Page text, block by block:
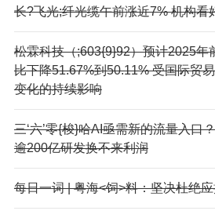
长?飞光;纤光缆午前涨近7% 机构看
松霖科技（;603{9}92）预计2025年
比下降51.67%到50.11% 受国际贸
变化的持续影响
三‘六’零{梭}哈AI亟需新的流量入口
逾200亿研发换不来利润
每日一词 | 粤海<饲>料：坚决杜绝